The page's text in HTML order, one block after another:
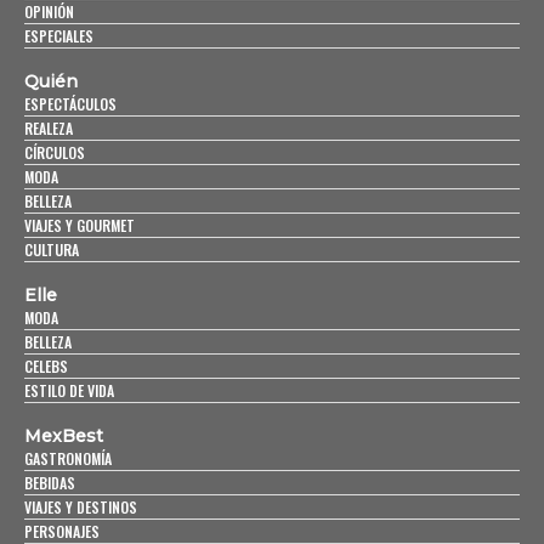
OPINIÓN
ESPECIALES
Quién
ESPECTÁCULOS
REALEZA
CÍRCULOS
MODA
BELLEZA
VIAJES Y GOURMET
CULTURA
Elle
MODA
BELLEZA
CELEBS
ESTILO DE VIDA
MexBest
GASTRONOMÍA
BEBIDAS
VIAJES Y DESTINOS
PERSONAJES